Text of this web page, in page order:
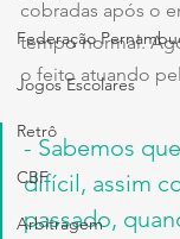
Federação
Jogos Escolares
Retrô
CBF
Arbitragem
cobradas após o
tempo normal.
o feito atuando
- Sabemos
difícil, assim
passado,